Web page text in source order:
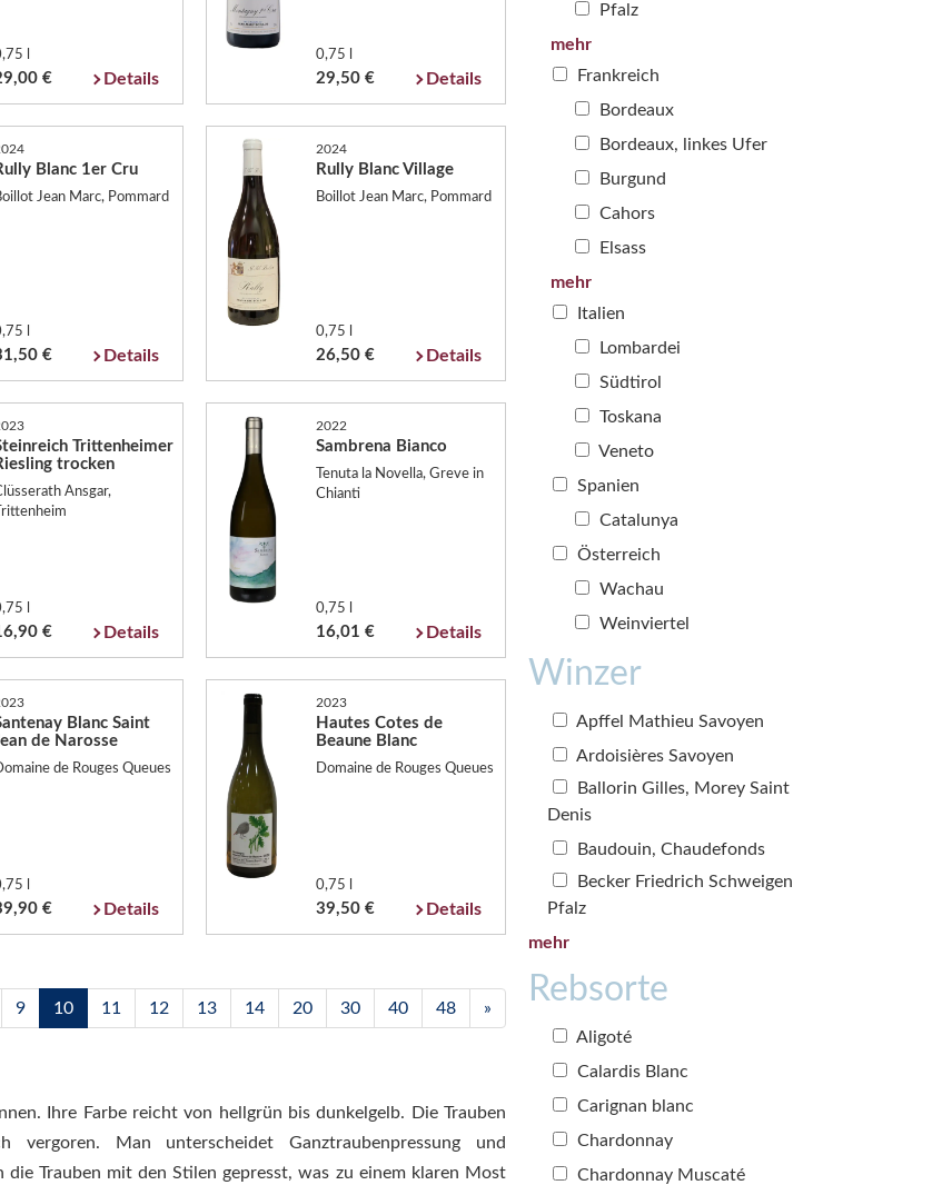
l
€ Details
0,75 l
29,50 € Details
Blanc 1er Cru
Jean Marc, Pommard
l
€ Details
2024
Rully Blanc Village
Boillot Jean Marc, Pommard
0,75 l
26,50 € Details
Trittenheimer
trocken
Ansgar,
Trittenheim
l
€ Details
2022
Sambrena Bianco
Tenuta la Novella, Greve in
Chianti
0,75 l
16,01 € Details
Blanc Saint
de Narosse
de Rouges Queues
l
€ Details
2023
Hautes Cotes de
Beaune Blanc
Domaine de Rouges Queues
0,75 l
39,50 € Details
9 10 11 12 13 14 20 30 40 48 »
Ihre Farbe reicht von hellgrün bis dunkelgelb. Die Trauben
Man unterscheidet Ganztraubenpressung und
die Trauben mit den Stilen gepresst, was zu einem klaren Most
Pfalz
mehr
Frankreich
Bordeaux
Bordeaux, linkes Ufer
Burgund
Cahors
Elsass
mehr
Italien
Lombardei
Südtirol
Toskana
Veneto
Spanien
Catalunya
Österreich
Wachau
Weinviertel
Winzer
Apffel Mathieu Savoyen
Ardoisières Savoyen
Ballorin Gilles, Morey Saint
Denis
Baudouin, Chaudefonds
Becker Friedrich Schweigen
Pfalz
mehr
Rebsorte
Aligoté
Calardis Blanc
Carignan blanc
Chardonnay
Chardonnay Muscaté